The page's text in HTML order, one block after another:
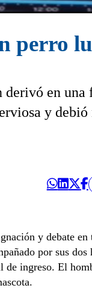
perro
en una
y
y debate
por sus dos
de ingreso. El